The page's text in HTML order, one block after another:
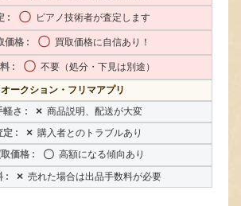
〇 ピアノ技術者が査定します
〇 買取価格に自信あり！
〇 不要（処分・下見は別途）
オークション・フリマアプリ
× 商品説明、配送が大変
× 購入者とのトラブルあり
〇 高額になる傾向あり
× 売れた場合は出品手数料が必要